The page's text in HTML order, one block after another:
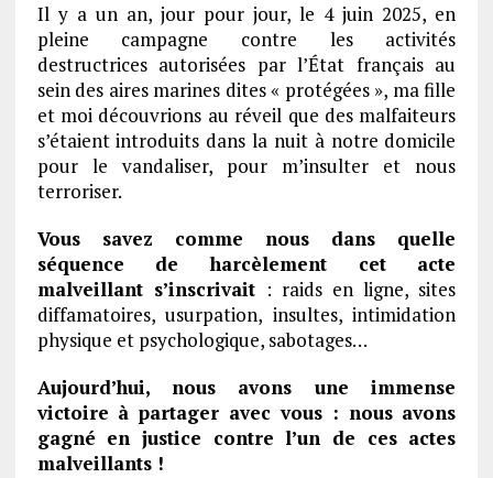
Il y a un an, jour pour jour, le 4 juin 2025, en
pleine campagne contre les activités
destructrices autorisées par l’État français au
sein des aires marines dites « protégées », ma fille
et moi découvrions au réveil que des malfaiteurs
s’étaient introduits dans la nuit à notre domicile
pour le vandaliser, pour m’insulter et nous
terroriser.
Vous savez comme nous dans quelle
séquence de harcèlement cet acte
malveillant s’inscrivait : raids en ligne, sites
diffamatoires, usurpation, insultes, intimidation
physique et psychologique, sabotages…
Aujourd’hui, nous avons une immense
victoire à partager avec vous : nous avons
gagné en justice contre l’un de ces actes
malveillants !